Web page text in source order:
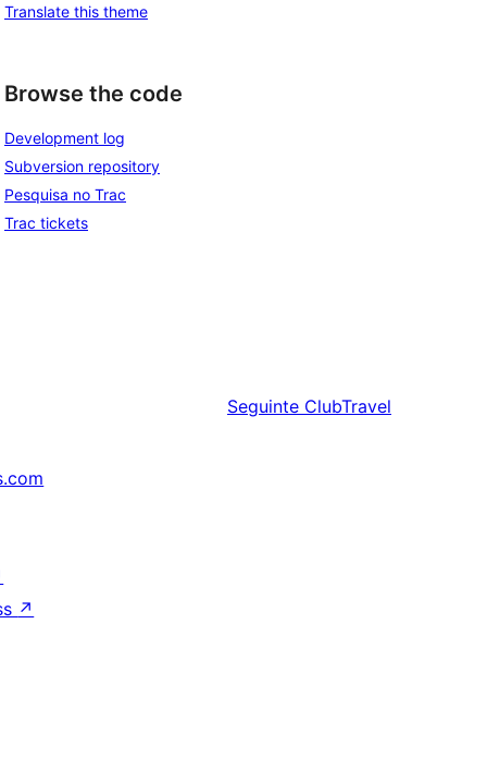
Translate this theme
Browse the code
Development log
Subversion repository
Pesquisa no Trac
Trac tickets
Seguinte ClubTravel
↗